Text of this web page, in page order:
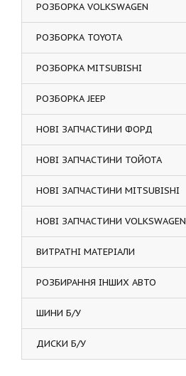
РОЗБОРКА VOLKSWAGEN
РОЗБОРКА TOYOTA
РОЗБОРКА MITSUBISHI
РОЗБОРКА JEEP
НОВІ ЗАПЧАСТИНИ ФОРД
НОВІ ЗАПЧАСТИНИ ТОЙОТА
НОВІ ЗАПЧАСТИНИ MITSUBISHI
НОВІ ЗАПЧАСТИНИ VOLKSWAGEN
ВИТРАТНІ МАТЕРІАЛИ
РОЗБИРАННЯ ІНШИХ АВТО
ШИНИ Б/У
ДИСКИ Б/У